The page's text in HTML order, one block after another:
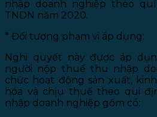
nhập doanh nghiệp theo
TNDN năm 2020.
* Đối tượng phạm vi áp dụng:
Nghi quyết này được áp
người nộp thuế thu nhập
chức hoạt động sản xuất,
hóa và chịu thuế theo qui
nhập doanh nghiệp gồm có: